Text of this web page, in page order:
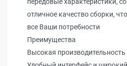
отличное качество сборки,
все Ваши потребности
Преимущества
Высокая производительность